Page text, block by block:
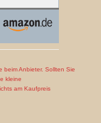
beim Anbieter. Sollten Sie
kleine
am Kaufpreis